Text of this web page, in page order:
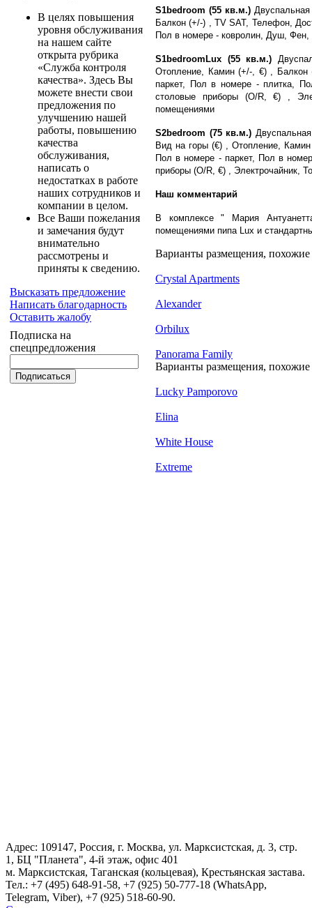
В целях повышения
уровня обслуживания
на нашем сайте
открыта рубрика
«Служба контроля
качества». Здесь Вы
можете внести свои
предложения по
улучшению нашей
работы, повышению
качества
обслуживания,
написать о
недостатках в работе
наших сотрудников и
компании в целом.
Все Ваши пожелания
и замечания будут
внимательно
рассмотрены и
приняты к сведению.
Высказать предложение
Написать благодарность
Оставить жалобу
Подписка на
спецпредложения
S1bedroom (55 кв.м.)
Балкон (+/-) , TV SAT, Телефон,
Пол в номере - ковролин, Душ,
S1bedroomLux (55 кв.м.)
Отопление, Камин (+/-, €) ,
паркет, Пол в номере - плитка,
столовые приборы (O/R, €) ,
помещениями
S2bedroom (75 кв.м.)
Вид на горы (€) , Отопление,
Пол в номере - паркет, Пол в
приборы (O/R, €) , Электрочайник,
Наш комментарий
В комплексе " Мария
помещениями пипа Lux и
Варианты размещения, похожие
Crystal Apartments
Alexander
Orbilux
Panorama Family
Варианты размещения, похожие
Lucky Pamporovo
Elina
White House
Extreme
Адрес: 109147, Россия, г. Москва, ул. Марксистская, д. 3, стр.
1, БЦ "Планета", 4-й этаж, офис 401
м. Марксистская, Таганская (кольцевая), Крестьянская застава.
Тел.: +7 (495) 648-91-58, +7 (925) 50-777-18 (WhatsApp,
Telegram, Viber), +7 (925) 518-60-90.